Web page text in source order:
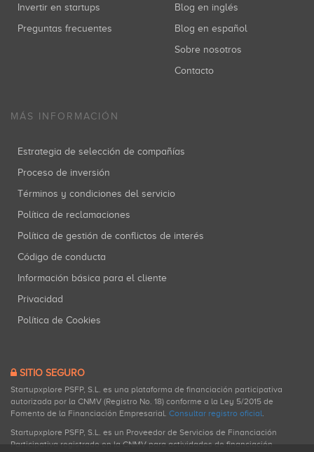
Invertir en startups
Preguntas frecuentes
Blog en inglés
Blog en español
Sobre nosotros
Contacto
MÁS INFORMACIÓN
Estrategia de selección de compañías
Proceso de inversión
Términos y condiciones del servicio
Política de reclamaciones
Política de gestión de conflictos de interés
Código de conducta
Información básica para el cliente
Privacidad
Política de Cookies
SITIO SEGURO
Startupxplore PSFP, S.L. es una plataforma de financiación participativa
autorizada por la CNMV (Registro No. 18) conforme a la Ley 5/2015 de
Fomento de la Financiación Empresarial. Consultar registro oficial.
Startupxplore PSFP, S.L. es un Proveedor de Servicios de Financiación
Participativa registrado en la CNMV para actividades de financiación